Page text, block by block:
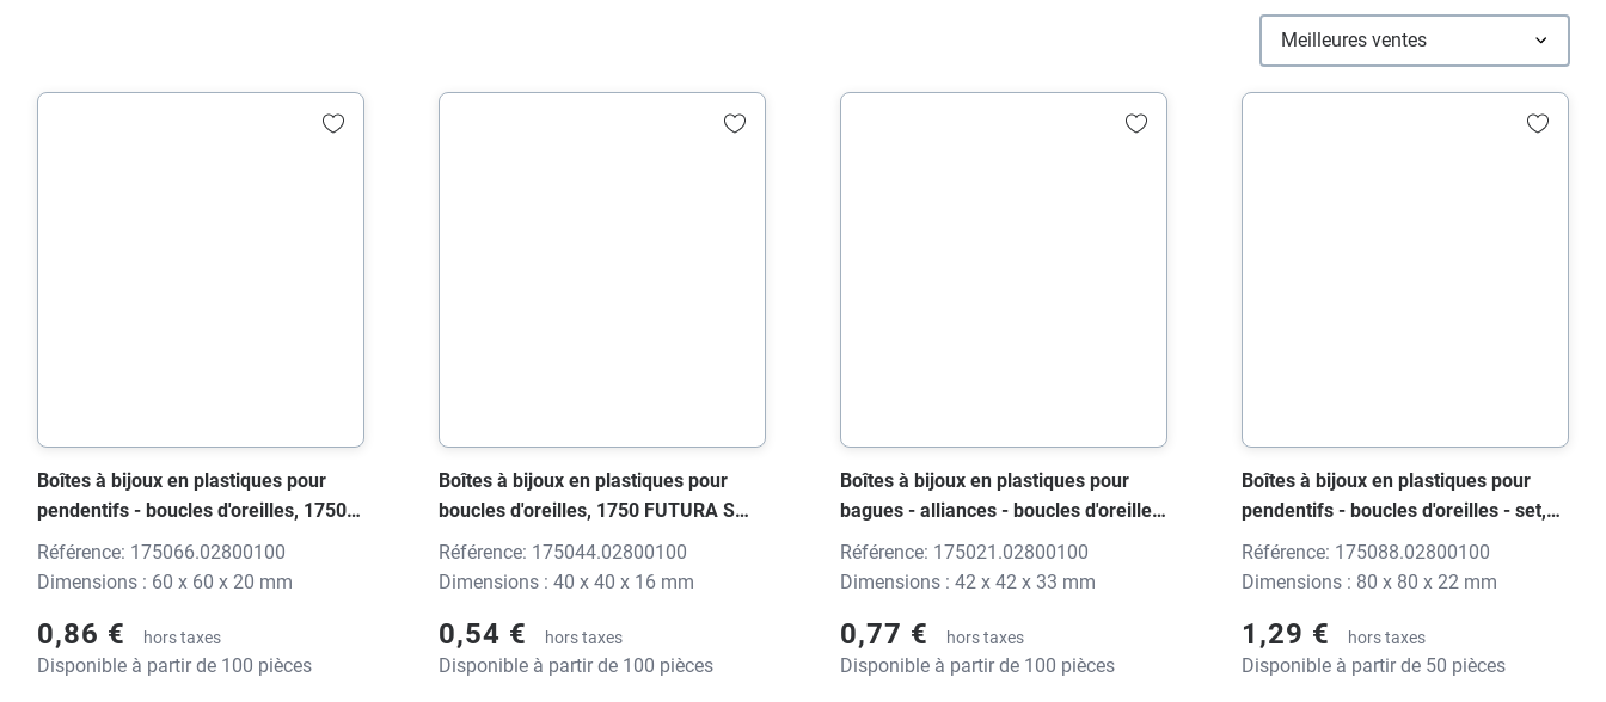
Boîtes à bijoux en plastiques pour
pendentifs - boucles d'oreilles, 1750
FUTURA S noir brillant, 60x60x20
mm, sans impression
Référence: 175066.02800100
Dimensions : 60 x 60 x 20 mm
0,86 € hors taxes
Disponible à partir de 100 pièces
Boîtes à bijoux en plastiques pour
boucles d'oreilles, 1750 FUTURA S
noir brillant, 40x40x16 mm, sans
impression
Référence: 175044.02800100
Dimensions : 40 x 40 x 16 mm
0,54 € hors taxes
Disponible à partir de 100 pièces
Boîtes à bijoux en plastiques pour
bagues - alliances - boucles d'oreilles,
1750 FUTURA S noir brillant,
42x42x33 mm, sans impression
Référence: 175021.02800100
Dimensions : 42 x 42 x 33 mm
0,77 € hors taxes
Disponible à partir de 100 pièces
Boîtes à bijoux en plastiques pour
pendentifs - boucles d'oreilles - set,
1750 FUTURA S noir brillant,
80x80x22 mm, sans impression
Référence: 175088.02800100
Dimensions : 80 x 80 x 22 mm
1,29 € hors taxes
Disponible à partir de 50 pièces